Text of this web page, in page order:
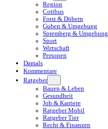
Region
Cottbus
Forst & Döbern
Guben & Umgebung
Spremberg & Umgebung
Sport
Wirtschaft
Personen
Damals
Kommentare
Ratgeber
Bauen & Leben
Gesundheit
Job & Karriere
Ratgeber Mobil
Ratgeber Tier
Recht & Finanzen